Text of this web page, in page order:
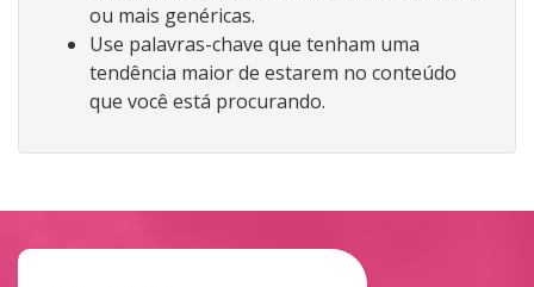
ou mais genéricas.
Use palavras-chave que tenham uma
tendência maior de estarem no conteúdo
que você está procurando.